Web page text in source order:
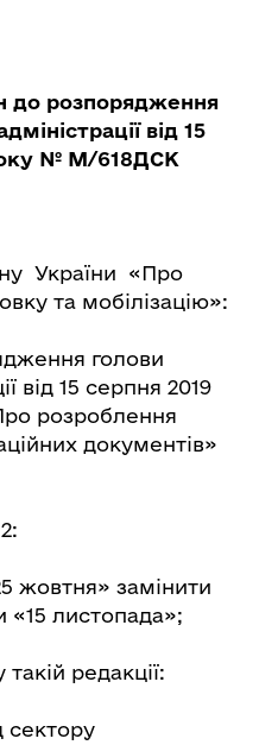
до розпорядження
від 15
№ М/618ДСК
України «Про
та мобілізацію»:
голови
від 15 серпня 2019
розроблення
документів»
жовтня» замінити
листопада»;
редакції:
сектору